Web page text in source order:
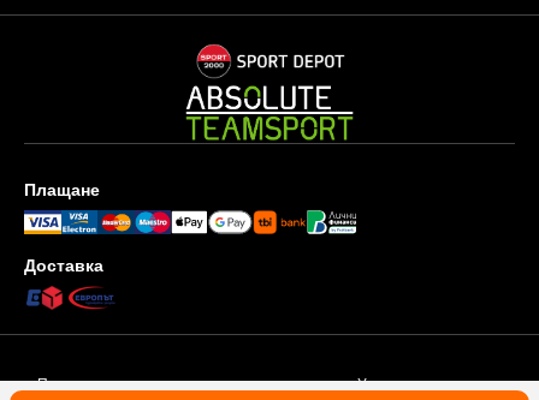
Плащане
Доставка
Поверителност и защита на личните данни
Условия за ползване